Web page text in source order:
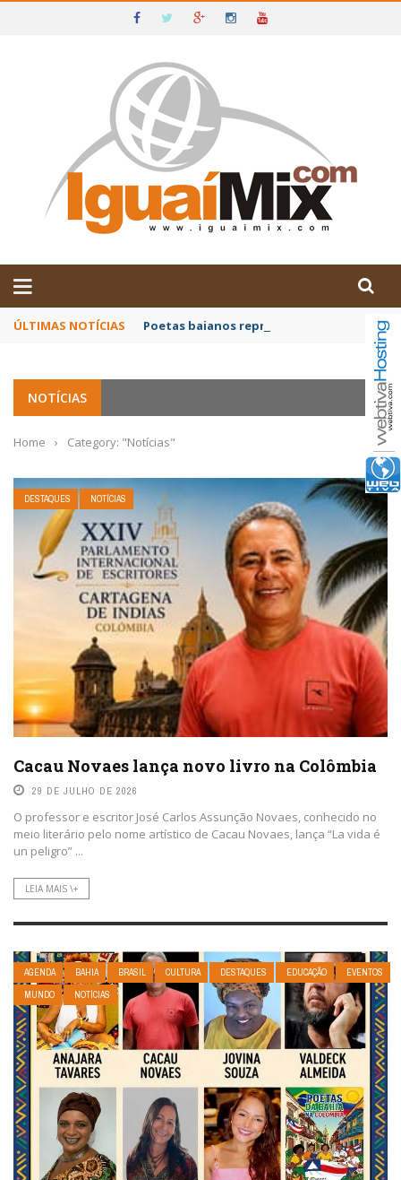
IGUAÍ E SUDOESTE DA BAHIA
ÚLTIMAS NOTÍCIAS Poetas baianos representam o Brasil no
NOTÍCIAS
Home › Category: "Notícias"
DESTAQUES NOTÍCIAS
Cacau Novaes lança novo livro na Colômbia
29 DE JULHO DE 2026
O professor e escritor José Carlos Assunção Novaes, conhecido no
meio literário pelo nome artístico de Cacau Novaes, lança “La vida é
un peligro” ...
LEIA MAIS \+
AGENDA BAHIA BRASIL CULTURA DESTAQUES EDUCAÇÃO
EVENTOS
MUNDO
NOTÍCIAS